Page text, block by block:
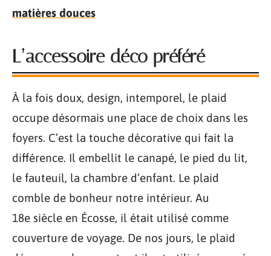
matières douces
L’accessoire déco préféré
À la fois doux, design, intemporel, le plaid
occupe désormais une place de choix dans les
foyers. C’est la touche décorative qui fait la
différence. Il embellit le canapé, le pied du lit,
le fauteuil, la chambre d’enfant. Le plaid
comble de bonheur notre intérieur. Au
18e siècle en Écosse, il était utilisé comme
couverture de voyage. De nos jours, le plaid